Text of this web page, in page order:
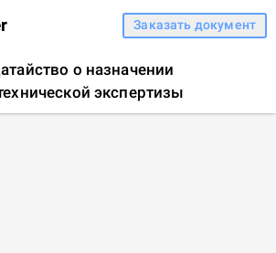
Заказать документ
о назначении
экспертизы